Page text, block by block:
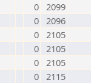
0 2099
0 2096
0 2105
0 2105
0 2105
0 2115